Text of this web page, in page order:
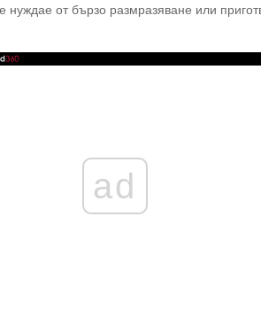
нуждае от бързо размразяване или
ad